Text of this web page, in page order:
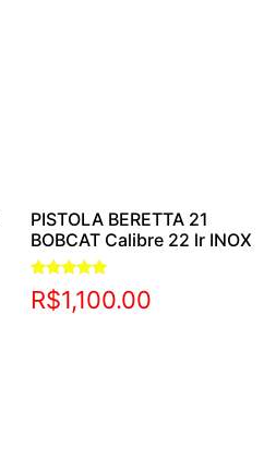
PISTOLA BERETTA 21
BOBCAT Calibre 22 lr INOX
Avaliação
5.00
R$1,100.00